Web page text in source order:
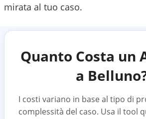
mirata al tuo caso.
Quanto Costa un
a Belluno
I costi variano in base al tipo di
complessità del caso. Usa il tool